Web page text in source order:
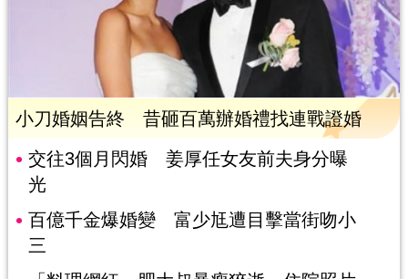
小刀婚姻告終 昔砸百萬辦婚禮找連戰證婚
交往3個月閃婚 姜厚任女友前夫身分曝
光
百億千金爆婚變 富少尪遭目擊當街吻小
三